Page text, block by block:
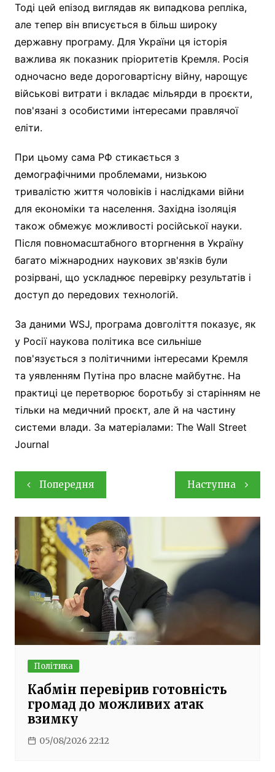
Тоді цей епізод виглядав як випадкова репліка,
але тепер він вписується в більш широку
державну програму. Для України ця історія
важлива як показник пріоритетів Кремля. Росія
одночасно веде дороговартісну війну, нарощує
військові витрати і вкладає мільярди в проєкти,
пов'язані з особистими інтересами правлячої
еліти.
При цьому сама РФ стикається з
демографічними проблемами, низькою
тривалістю життя чоловіків і наслідками війни
для економіки та населення. Західна ізоляція
також обмежує можливості російської науки.
Після повномасштабного вторгнення в Україну
багато міжнародних наукових зв'язків були
розірвані, що ускладнює перевірку результатів і
доступ до передових технологій.
За даними WSJ, програма довголіття показує, як
у Росії наукова політика все сильніше
пов'язується з політичними інтересами Кремля
та уявленням Путіна про власне майбутнє. На
практиці це перетворює боротьбу зі старінням не
тільки на медичний проєкт, але й на частину
системи влади. За матеріалами: The Wall Street
Journal
Навігація
записів
Попередня Наступна
Політика
Кабмін перевірив готовність
громад до можливих атак
взимку
05/08/2026 22:12